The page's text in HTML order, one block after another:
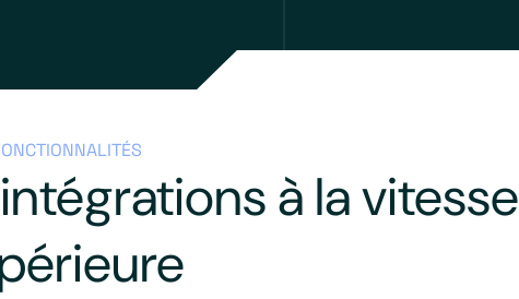
à la vitesse